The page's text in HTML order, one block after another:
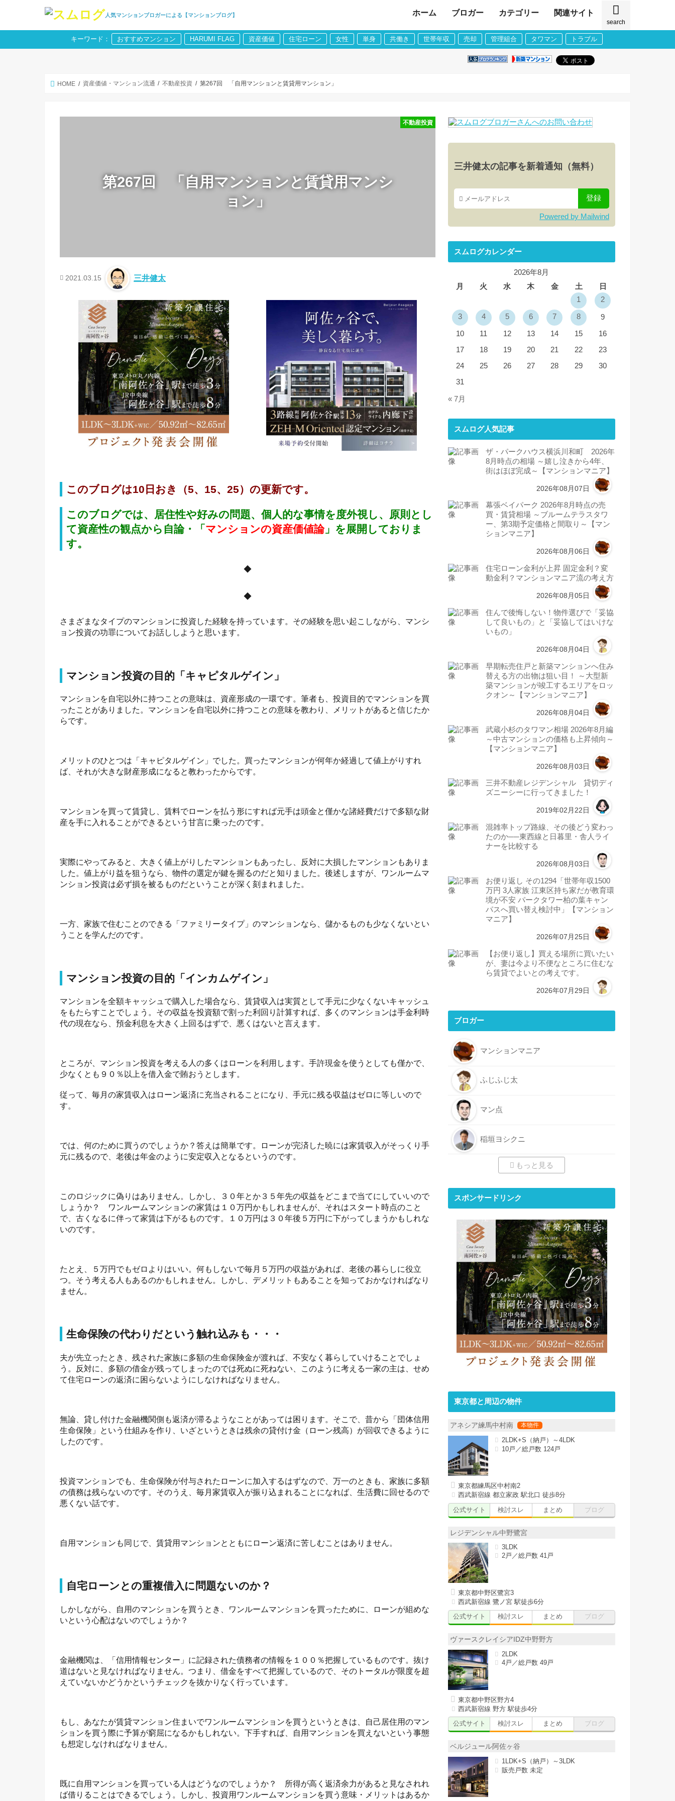
人気マンションブロガーによる【マンションブログ】
search
ホーム ブロガー カテゴリー 関連サイト
キーワード： おすすめマンション HARUMI FLAG 資産価値 住宅ローン 女性 単身 共働き 世帯年収 売却 管理組合 タワマン トラブル
HOME 資産価値・マンション流通 不動産投資 第267回 「自用マンションと賃貸用マンション」
第267回 「自用マンションと賃貸用マンシ
ョン」
不動産投資
2021.03.15 三井健太
このブログは10日おき（5、15、25）の更新です。
このブログでは、居住性や好みの問題、個人的な事情を度外視し、原則とし
て資産性の観点から自論・「 マンションの資産価値論」 を展開しておりま
す。
◆
◆
さまざまなタイプのマンションに投資した経験を持っています。その経験を思い起こしながら、マンシ
ョン投資の功罪についてお話ししようと思います。
マンション投資の目的「キャピタルゲイン」
マンションを自宅以外に持つことの意味は、資産形成の一環です。筆者も、投資目的でマンションを買
ったことがありました。マンションを自宅以外に持つことの意味を教わり、メリットがあると信じたか
らです。
メリットのひとつは「キャピタルゲイン」でした。買ったマンションが何年か経過して値上がりすれ
ば、それが大きな財産形成になると教わったからです。
マンションを買って賃貸し、賃料でローンを払う形にすれば元手は頭金と僅かな諸経費だけで多額な財
産を手に入れることができるという甘言に乗ったのです。
実際にやってみると、大きく値上がりしたマンションもあったし、反対に大損したマンションもありま
した。値上がり益を狙うなら、物件の選定が鍵を握るのだと知りました。後述しますが、ワンルームマ
ンション投資は必ず損を被るものだということが深く刻まれました。
一方、家族で住むことのできる「ファミリータイプ」のマンションなら、儲かるものも少なくないとい
うことを学んだのです。
マンション投資の目的「インカムゲイン」
マンションを全額キャッシュで購入した場合なら、賃貸収入は実質として手元に少なくないキャッシュ
をもたらすことでしょう。その収益を投資額で割った利回り計算すれば、多くのマンションは手金利時
代の現在なら、預金利息を大きく上回るはずで、悪くはないと言えます。
ところが、マンション投資を考える人の多くはローンを利用します。手許現金を使うとしても僅かで、
少なくとも９０％以上を借入金で賄おうとします。
従って、毎月の家賃収入はローン返済に充当されることになり、手元に残る収益はゼロに等しいので
す。
では、何のために買うのでしょうか？答えは簡単です。ローンが完済した暁には家賃収入がそっくり手
元に残るので、老後は年金のように安定収入となるというのです。
このロジックに偽りはありません。しかし、３０年とか３５年先の収益をどこまで当てにしていいので
しょうか？ ワンルームマンションの家賃は１０万円かもしれませんが、それはスタート時点のこと
で、古くなるに伴って家賃は下がるものです。１０万円は３０年後５万円に下がってしまうかもしれな
いのです。
たとえ、５万円でもゼロよりはいい。何もしないで毎月５万円の収益があれば、老後の暮らしに役立
つ。そう考える人もあるのかもしれません。しかし、デメリットもあることを知っておかなければなり
ません。
生命保険の代わりだという触れ込みも・・・
夫が先立ったとき、残された家族に多額の生命保険金が渡れば、不安なく暮らしていけることでしょ
う。反対に、多額の借金が残ってしまったのでは死ぬに死ねない、このように考える一家の主は、せめ
て住宅ローンの返済に困らないようにしなければなりません。
無論、貸し付けた金融機関側も返済が滞るようなことがあっては困ります。そこで、昔から「団体信用
生命保険」という仕組みを作り、いざというときは残余の貸付け金（ローン残高）が回収できるように
したのです。
投資マンションでも、生命保険が付与されたローンに加入するはずなので、万一のときも、家族に多額
の債務は残らないのです。そのうえ、毎月家賃収入が振り込まれることになれば、生活費に回せるので
悪くない話です。
自用マンションも同じで、賃貸用マンションとともにローン返済に苦しむことはありません。
自宅ローンとの重複借入に問題ないのか？
しかしながら、自用のマンションを買うとき、ワンルームマンションを買ったために、ローンが組めな
いという心配はないのでしょうか？
金融機関は、「信用情報センター」に記録された債務者の情報を１００％把握しているものです。抜け
道はないと見なければなりません。つまり、借金をすべて把握しているので、そのトータルが限度を超
えていないかどうかというチェックを抜かりなく行っています。
もし、あなたが賃貸マンション住まいでワンルームマンションを買うというときは、自己居住用のマン
ションを買う際に予算が窮屈になるかもしれない。下手すれば、自用マンションを買えないという事態
も想定しなければなりません。
既に自用マンションを買っている人はどうなのでしょうか？ 所得が高く返済余力があると見なされれ
ば借りることはできるでしょう。しかし、投資用ワンルームマンションを買う意味・メリットはあるか
三井健太の記事を新着通知（無料）
Powered by Mailwind
スムログカレンダー
2026年8月
月
火 水 木 金 土
日
1
2
3 4 5 6 7 8 9
10 11 12 13 14 15
16
17
18 19 20 21 22
23
24
25 26 27 28 29
30
31
« 7月
スムログ人気記事
ザ・パークハウス横浜川和町 2026年
8月時点の相場 ～嬉し泣きから4年、
街はほぼ完成～【マンションマニア】
2026年08月07日
幕張ベイパーク 2026年8月時点の売
買・賃貸相場 ～ブルームテラスタワ
ー、第3期予定価格と間取り～【マン
ションマニア】
2026年08月06日
住宅ローン金利が上昇 固定金利？変
動金利？マンションマニア流の考え方
2026年08月05日
住んで後悔しない！物件選びで「妥協
して良いもの」と「妥協してはいけな
いもの」
2026年08月04日
早期転売住戸と新築マンションへ住み
替える方の出物は狙い目！ ～大型新
築マンションが竣工するエリアをロッ
クオン～【マンションマニア】
2026年08月04日
武蔵小杉のタワマン相場 2026年8月編
～中古マンションの価格も上昇傾向～
【マンションマニア】
2026年08月03日
三井不動産レジデンシャル 貸切ディ
ズニーシーに行ってきました！
2019年02月22日
混雑率トップ路線、その後どう変わっ
たのか──東西線と日暮里・舎人ライ
ナーを比較する
2026年08月03日
お便り返し その1294「世帯年収1500
万円 3人家族 江東区持ち家だが教育環
境が不安 パークタワー柏の葉キャン
パスへ買い替え検討中」【マンション
マニア】
2026年07月25日
【お便り返し】買える場所に買いたい
が、妻は今より不便なところに住むな
ら賃貸でよいとの考えです。
2026年07月29日
ブロガー
マンションマニア
ふじふじ太
マン点
稲垣ヨシクニ
もっと見る
スポンサードリンク
東京都と周辺の物件
アネシア練馬中村南
2LDK+S（納戸）～4LDK
10戸／総戸数 124戸
東京都練馬区中村南2
西武新宿線 都立家政 駅北口 徒歩8分
公式サイト
検討スレ まとめ ブログ
レジデンシャル中野鷺宮
3LDK
2戸／総戸数 41戸
東京都中野区鷺宮3
西武新宿線 鷺ノ宮 駅徒歩6分
公式サイト
検討スレ まとめ ブログ
ヴァースクレイシアIDZ中野野方
2LDK
4戸／総戸数 49戸
東京都中野区野方4
西武新宿線 野方 駅徒歩4分
公式サイト
検討スレ まとめ ブログ
ベルジュール阿佐ヶ谷
1LDK+S（納戸）～3LDK
販売戸数 未定